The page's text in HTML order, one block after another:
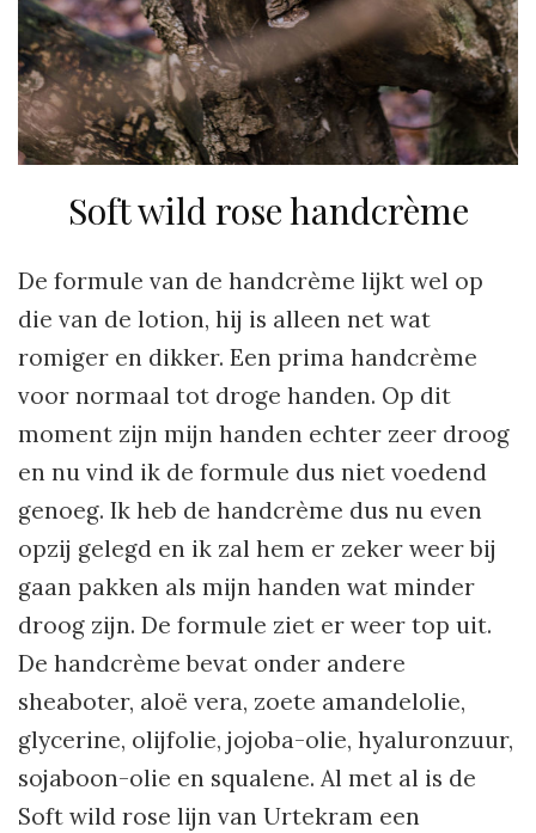
Soft wild rose handcrème
De formule van de handcrème lijkt wel op
die van de lotion, hij is alleen net wat
romiger en dikker. Een prima handcrème
voor normaal tot droge handen. Op dit
moment zijn mijn handen echter zeer droog
en nu vind ik de formule dus niet voedend
genoeg. Ik heb de handcrème dus nu even
opzij gelegd en ik zal hem er zeker weer bij
gaan pakken als mijn handen wat minder
droog zijn. De formule ziet er weer top uit.
De handcrème bevat onder andere
sheaboter, aloë vera, zoete amandelolie,
glycerine, olijfolie, jojoba-olie, hyaluronzuur,
sojaboon-olie en squalene. Al met al is de
Soft wild rose lijn van Urtekram een